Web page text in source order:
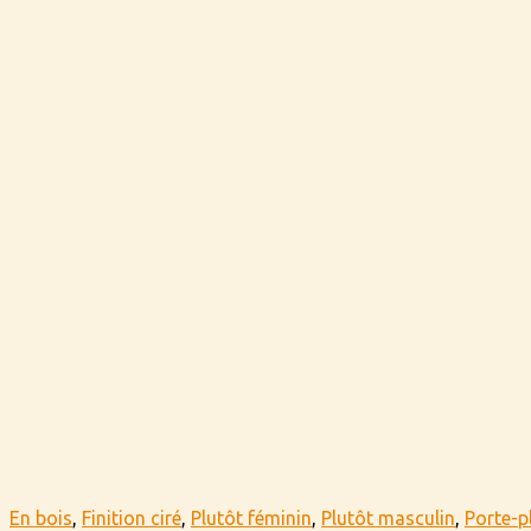
En bois, Finition ciré, Plutôt féminin, Plutôt masculin, Porte-